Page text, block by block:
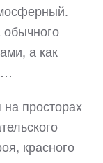
обычного
а как
просторах
красного